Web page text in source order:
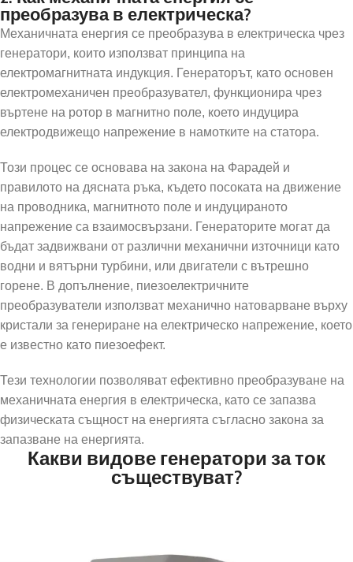
преобразува в електрическа?
Механичната енергия се преобразува в електрическа чрез
генератори, които използват принципа на
електромагнитната индукция. Генераторът, като основен
електромеханичен преобразувател, функционира чрез
въртене на ротор в магнитно поле, което индуцира
електродвижещо напрежение в намотките на статора.
Този процес се основава на закона на Фарадей и
правилото на дясната ръка, където посоката на движение
на проводника, магнитното поле и индуцираното
напрежение са взаимосвързани. Генераторите могат да
бъдат задвижвани от различни механични източници като
водни и вятърни турбини, или двигатели с вътрешно
горене. В допълнение, пиезоелектричните
преобразуватели използват механично натоварване върху
кристали за генериране на електрическо напрежение, което
е известно като пиезоефект.
Тези технологии позволяват ефективно преобразуване на
механичната енергия в електрическа, като се запазва
физическата същност на енергията съгласно закона за
запазване на енергията.
Какви видове генератори за ток
съществуват?